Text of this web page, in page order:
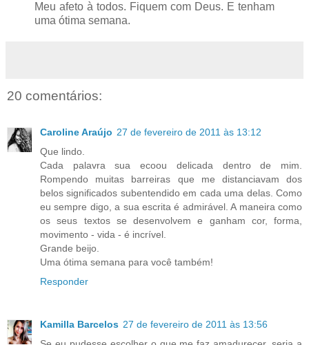
Meu afeto à todos. Fiquem com Deus. E tenham
uma ótima semana.
20 comentários:
Caroline Araújo 27 de fevereiro de 2011 às 13:12
Que lindo.
Cada palavra sua ecoou delicada dentro de mim.
Rompendo muitas barreiras que me distanciavam dos
belos significados subentendido em cada uma delas. Como
eu sempre digo, a sua escrita é admirável. A maneira como
os seus textos se desenvolvem e ganham cor, forma,
movimento - vida - é incrível.
Grande beijo.
Uma ótima semana para você também!
Responder
Kamilla Barcelos 27 de fevereiro de 2011 às 13:56